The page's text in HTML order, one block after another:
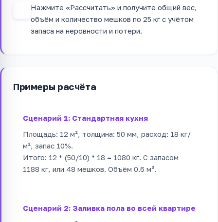
Нажмите «Рассчитать» и получите общий вес,
объём и количество мешков по 25 кг с учётом
запаса на неровности и потери.
Примеры расчёта
Сценарий 1: Стандартная кухня
Площадь: 12 м², толщина: 50 мм, расход: 18 кг/
м², запас 10%.
Итого: 12 * (50/10) * 18 = 1080 кг. С запасом
1188 кг, или 48 мешков. Объём 0.6 м³.
Сценарий 2: Заливка пола во всей квартире